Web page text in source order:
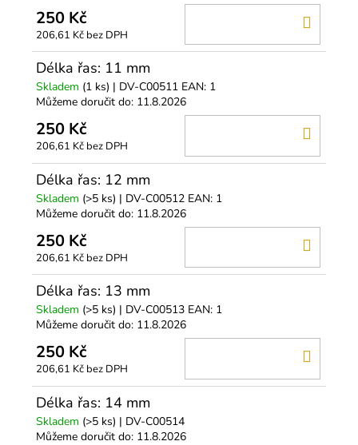
250 Kč
206,61 Kč bez DPH
Délka řas: 11 mm
Skladem (1 ks) | DV-C00511 EAN: 1
Můžeme doručit do: 11.8.2026
250 Kč
206,61 Kč bez DPH
Délka řas: 12 mm
Skladem (>5 ks) | DV-C00512 EAN: 1
Můžeme doručit do: 11.8.2026
250 Kč
206,61 Kč bez DPH
Délka řas: 13 mm
Skladem (>5 ks) | DV-C00513 EAN: 1
Můžeme doručit do: 11.8.2026
250 Kč
206,61 Kč bez DPH
Délka řas: 14 mm
Skladem (>5 ks) | DV-C00514
Můžeme doručit do: 11.8.2026